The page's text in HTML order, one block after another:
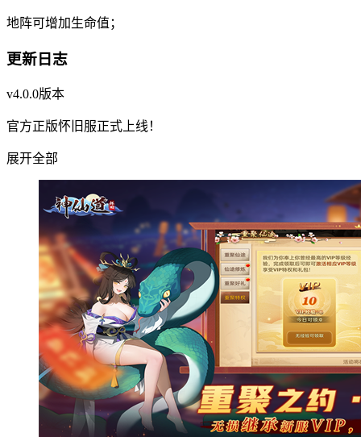
地阵可增加生命值；
更新日志
v4.0.0版本
官方正版怀旧服正式上线！
展开全部